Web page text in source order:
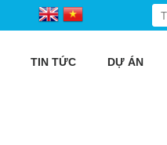
TIN TỨC DỰ ÁN